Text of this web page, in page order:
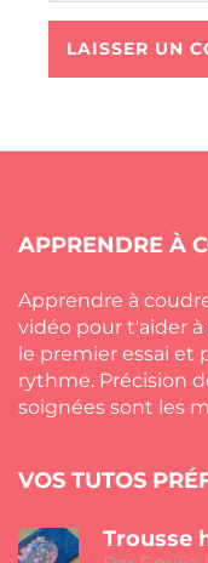
APPRENDRE À
Apprendre à
vidéo pour t'aider
le premier essai et
rythme. Précision
soignées sont les
VOS TUTOS
Trousse